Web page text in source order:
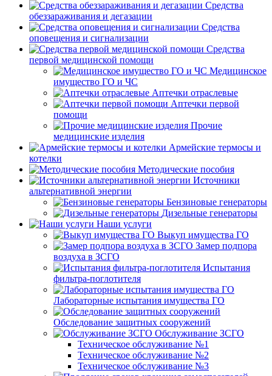
Средства
обеззараживания и дегазации
Средства
оповещения и сигнализации
Средства
первой медицинской помощи
Медицинское
имущество ГО и ЧС
Аптечки отраслевые
Аптечки первой
помощи
Прочие
медицинские изделия
Армейские термосы и
котелки
Методические пособия
Источники
альтернативной энергии
Бензиновые генераторы
Дизельные генераторы
Наши услуги
Выкуп имущества ГО
Замер подпора
воздуха в ЗСГО
Испытания
фильтра-поглотителя
Лабораторные испытания имущества ГО
Обследование защитных сооружений
Обслуживание ЗСГО
Техническое обслуживание №1
Техническое обслуживание №2
Техническое обслуживание №3